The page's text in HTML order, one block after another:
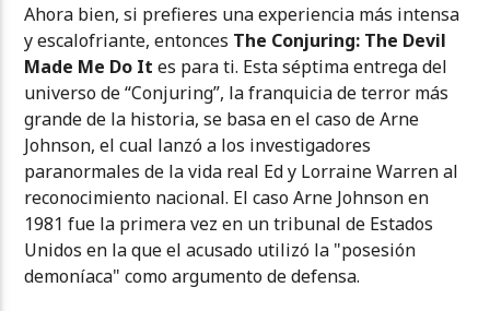
Ahora bien, si prefieres una experiencia más intensa
y escalofriante, entonces The Conjuring: The Devil
Made Me Do Ites para ti. Esta séptima entrega del
universo de “Conjuring”, la franquicia de terror más
grande de la historia, se basa en el caso de Arne
Johnson, el cual lanzó a los investigadores
paranormales de la vida real Ed y Lorraine Warren al
reconocimiento nacional. El caso Arne Johnson en
1981 fue la primera vez en un tribunal de Estados
Unidos en la que el acusado utilizó la "posesión
demoníaca" como argumento de defensa.